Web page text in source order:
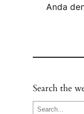
Anda
Search the
S